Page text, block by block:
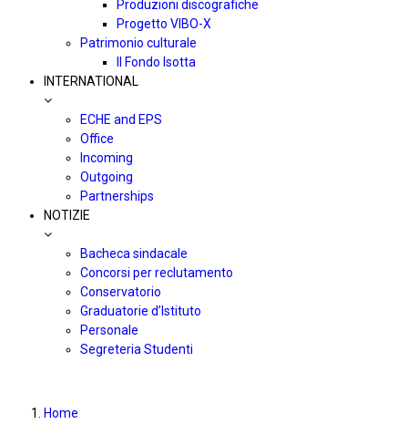
Produzioni discografiche
Progetto VIBO-X
Patrimonio culturale
Il Fondo Isotta
INTERNATIONAL
ECHE and EPS
Office
Incoming
Outgoing
Partnerships
NOTIZIE
Bacheca sindacale
Concorsi per reclutamento
Conservatorio
Graduatorie d’Istituto
Personale
Segreteria Studenti
Home